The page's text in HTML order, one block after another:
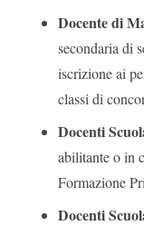
Docente di
secondaria di
iscrizione ai
classi di
Docenti
abilitante o in
Formazione
Docenti